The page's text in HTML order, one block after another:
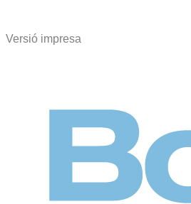
Versió impresa